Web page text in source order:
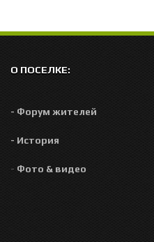
О ПОСЕЛКЕ:
- Форум жителей
- История
- Фото & видео